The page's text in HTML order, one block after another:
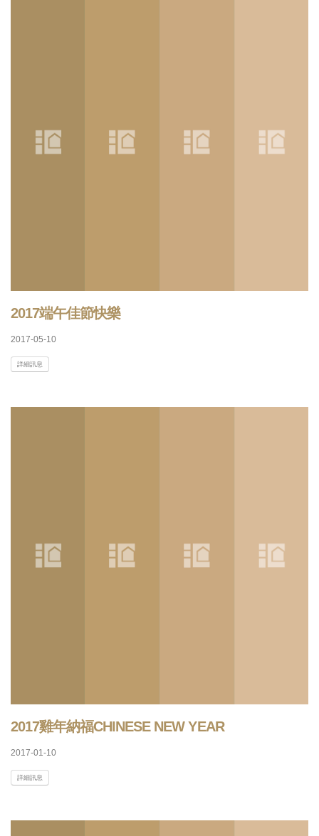
2017端午佳節快樂
2017-05-10
詳細訊息
2017雞年納福CHINESE NEW YEAR
2017-01-10
詳細訊息